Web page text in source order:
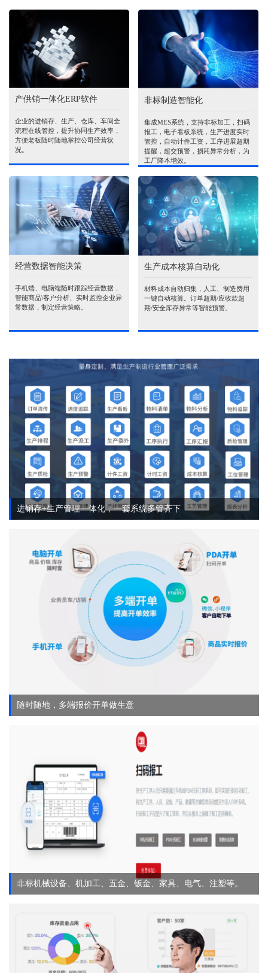
产供销一体化ERP软件
企业的进销存、生产、仓库、车间全
流程在线管控，提升协同生产效率，
方便老板随时随地掌控公司经营状
况。
非标制造智能化
集成MES系统，支持非标加工，扫码
报工，电子看板系统，生产进度实时
管控，自动计件工资，工序进展超期
提醒，超交预警，损耗异常分析，为
工厂降本增效。
经营数据智能决策
手机端、电脑端随时跟踪经营数据，
智能商品\客户分析、实时监控企业异
常数据，制定经营策略。
生产成本核算自动化
材料成本自动归集，人工、制造费用
一键自动核算。订单超期/应收款超
期/安全库存异常等智能预警。
进销存+生产管理一体化，一套系统多管齐下
随时随地，多端报价开单做生意
非标机械设备、机加工、五金、钣金、家具、电气、注塑等。